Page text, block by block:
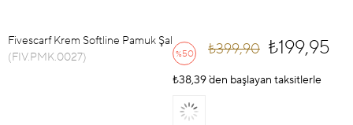
Fivescarf Krem Softline Pamuk Şal
(FIV.PMK.0027)
%50
İndirim
₺399,90 ₺199,95
₺38,39`den başlayan taksitlerle